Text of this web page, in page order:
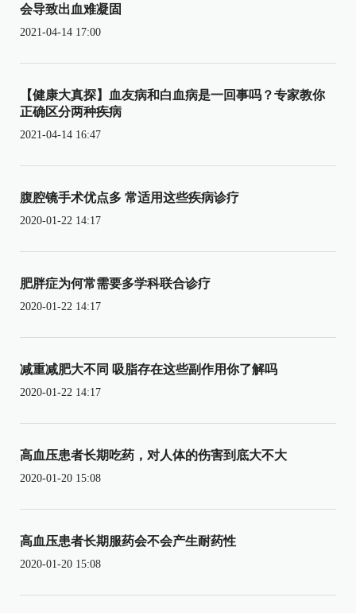
会导致出血难凝固
2021-04-14 17:00
【健康大真探】血友病和白血病是一回事吗？专家教你
正确区分两种疾病
2021-04-14 16:47
腹腔镜手术优点多 常适用这些疾病诊疗
2020-01-22 14:17
肥胖症为何常需要多学科联合诊疗
2020-01-22 14:17
减重减肥大不同 吸脂存在这些副作用你了解吗
2020-01-22 14:17
高血压患者长期吃药，对人体的伤害到底大不大
2020-01-20 15:08
高血压患者长期服药会不会产生耐药性
2020-01-20 15:08